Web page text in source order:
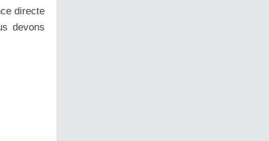
directe
devons